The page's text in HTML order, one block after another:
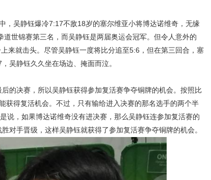
吴静钰爆冷7:17不敌18岁的塞尔维亚小将博达诺维奇，无缘
世锦赛第三名，而吴静钰是两届奥运会冠军。但令人意外的
来就击头。尽管吴静钰一度将比分追至5:6，但在第三回合，塞
吴静钰久久坐在场边、掩面而泣。
决赛，所以吴静钰获得参加复活赛争夺铜牌的机会。按照比
获得复活机会。不过，只有输给进入决赛的那名选手的两个半
说，如果博达诺维奇没有进决赛，那么吴静钰连参加复活赛的
对手晋级，这样吴静钰就获得了参加复活赛争夺铜牌的机会。